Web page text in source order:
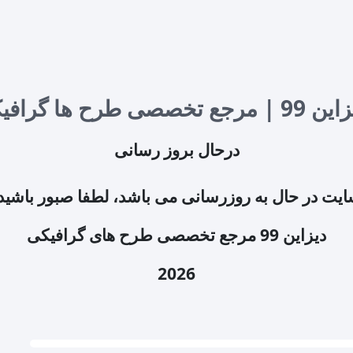
درحال بروز رسانی
در حال به روزرسانی می باشد، لطفا صبور
دیزاین 99 مرجع تخصصی طرح های گرافیکی
2026